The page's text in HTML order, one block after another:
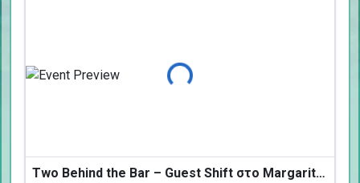
Φόρτωση...
Two Behind the Bar – Guest Shift στο Margarita Fresh